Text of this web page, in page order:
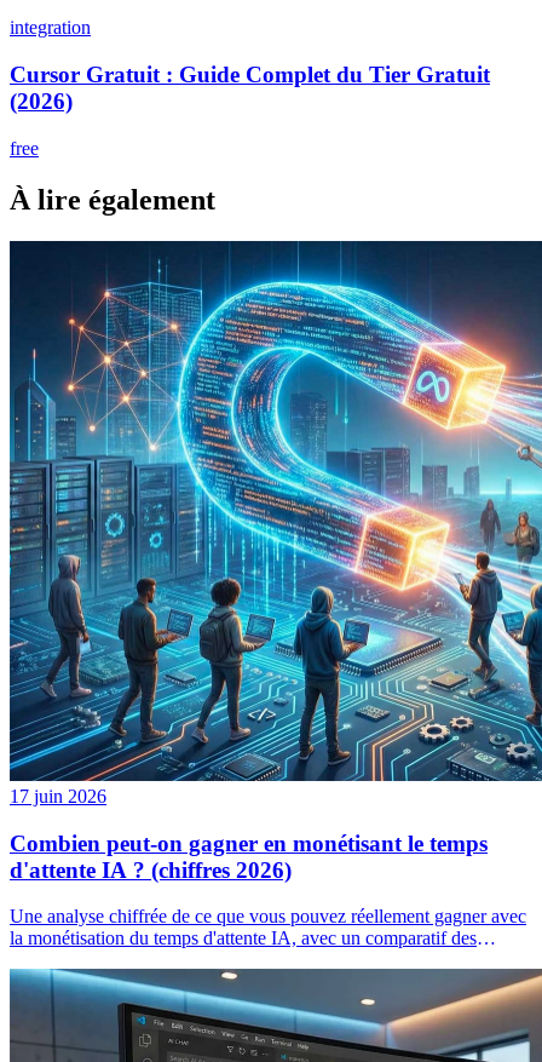
integration
Cursor Gratuit : Guide Complet du Tier Gratuit
(2026)
free
À lire également
17 juin 2026
Combien peut-on gagner en monétisant le temps
d'attente IA ? (chiffres 2026)
Une analyse chiffrée de ce que vous pouvez réellement gagner avec
la monétisation du temps d'attente IA, avec un comparatif des